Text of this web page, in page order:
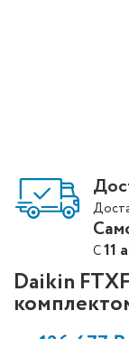
С11
Daikin